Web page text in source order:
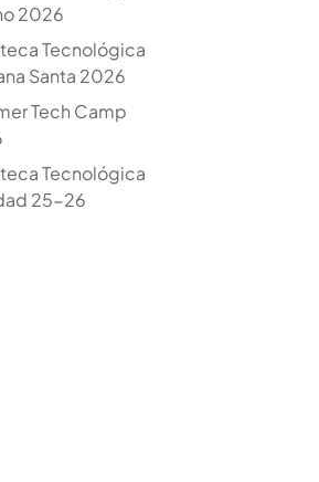
2026
Tecnológica
Santa 2026
Tech Camp
Tecnológica
25-26